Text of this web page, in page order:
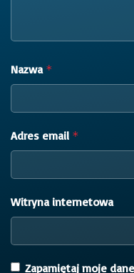
Nazwa *
Adres email *
Witryna internetowa
Zapamiętaj moje